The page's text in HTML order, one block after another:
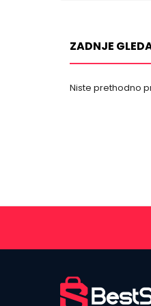
ZADNJE
Niste prethodno